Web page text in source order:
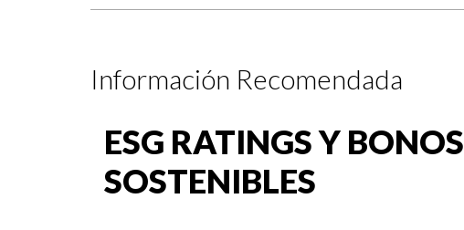
Información Recomendada
ESG RATINGS Y BONOS
SOSTENIBLES